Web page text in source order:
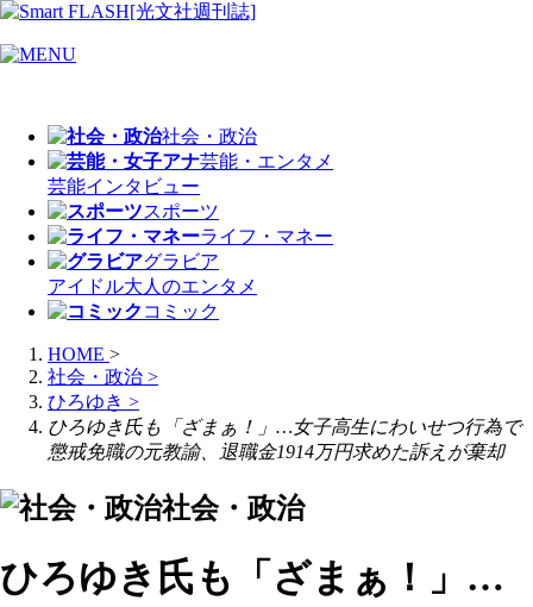
社会・政治
芸能・エンタメ
芸能インタビュー
スポーツ
ライフ・マネー
グラビア
アイドル大人のエンタメ
コミック
HOME >
社会・政治 >
ひろゆき >
ひろゆき氏も「ざまぁ！」…女子高生にわいせつ行為で
懲戒免職の元教諭、退職金1914万円求めた訴えが棄却
社会・政治
ひろゆき氏も「ざまぁ！」…